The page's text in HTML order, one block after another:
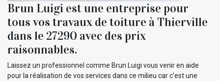
Brun Luigi est une entreprise pour
tous vos travaux de toiture à Thierville
dans le 27290 avec des prix
raisonnables.
Laissez un professionnel comme Brun Luigi vous venir en aide
pour la réalisation de vos services dans ce milieu car c’est une